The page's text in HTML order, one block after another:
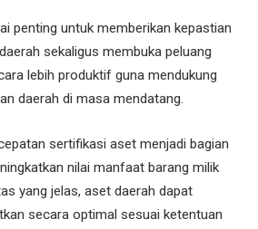
penting untuk memberikan kepastian
sekaligus membuka peluang
lebih produktif guna mendukung
daerah di masa mendatang.
sertifikasi aset menjadi bagian
nilai manfaat barang milik
yang jelas, aset daerah dapat
secara optimal sesuai ketentuan